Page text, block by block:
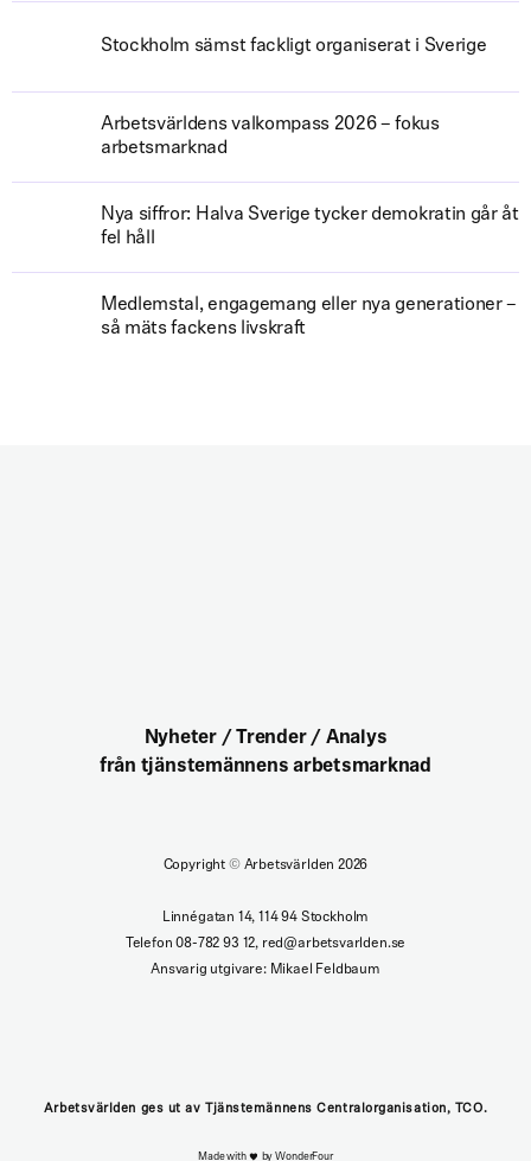
Stockholm sämst fackligt organiserat i Sverige
Arbetsvärldens valkompass 2026 – fokus
arbetsmarknad
Nya siffror: Halva Sverige tycker demokratin går åt
fel håll
Medlemstal, engagemang eller nya generationer –
så mäts fackens livskraft
Nyheter / Trender / Analys
från tjänstemännens arbetsmarknad
Copyright ©Arbetsvärlden 2026
Linnégatan 14, 114 94 Stockholm
Telefon 08-782 93 12, red@arbetsvarlden.se
Ansvarig utgivare: Mikael Feldbaum
Arbetsvärlden ges ut av Tjänstemännens Centralorganisation, TCO.
Made with by WonderFour